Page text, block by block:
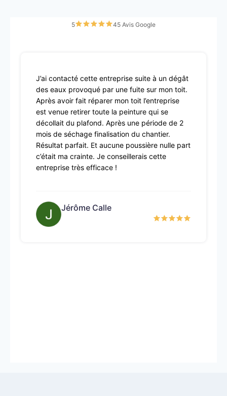
5 45 Avis Google
J’ai contacté cette entreprise suite à un dégât
des eaux provoqué par une fuite sur mon toit.
Après avoir fait réparer mon toit l’entreprise
est venue retirer toute la peinture qui se
décollait du plafond. Après une période de 2
mois de séchage finalisation du chantier.
Résultat parfait. Et aucune poussière nulle part
c’était ma crainte. Je conseillerais cette
entreprise très efficace !
Jérôme Calle